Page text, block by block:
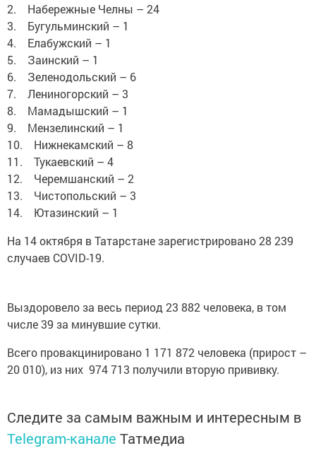
2. Набережные Челны – 24
3. Бугульминский – 1
4. Елабужский – 1
5. Заинский – 1
6. Зеленодольский – 6
7. Лениногорский – 3
8. Мамадышский – 1
9. Мензелинский – 1
10. Нижнекамский – 8
11. Тукаевский – 4
12. Черемшанский – 2
13. Чистопольский – 3
14. Ютазинский – 1
На 14 октября в Татарстане зарегистрировано 28 239
случаев COVID-19.
Выздоровело за весь период 23 882 человека, в том
числе 39 за минувшие сутки.
Всего провакцинировано 1 171 872 человека (прирост –
20 010), из них 974 713 получили вторую прививку.
Следите за самым важным и интересным в
Telegram-канале Татмедиа